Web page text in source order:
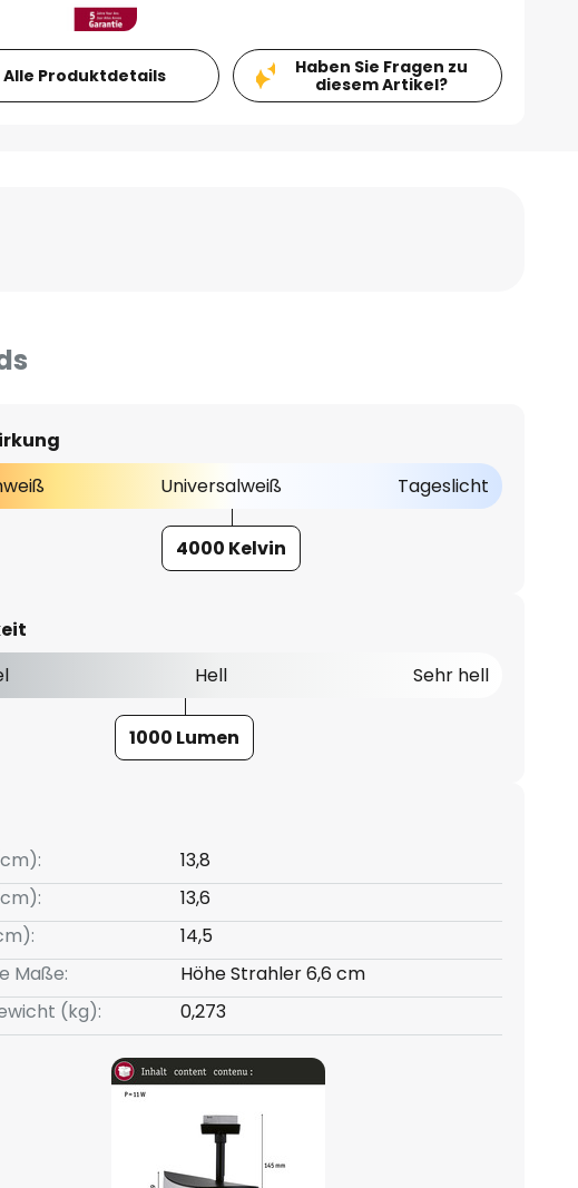
Alle Produktdetails
Haben Sie Fragen zu
diesem Artikel?
Universalweiß Tageslicht
4000 Kelvin
Hell Sehr hell
1000 Lumen
13,8
13,6
14,5
Maße:
Höhe Strahler 6,6 cm
(kg):
0,273